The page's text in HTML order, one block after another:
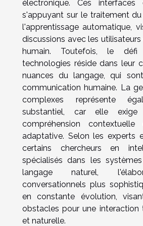
électronique. Ces interfaces
s'appuyant sur le traitement
l'apprentissage automatique,
discussions avec les
humain. Toutefois, le
technologies réside dans leur
nuances du langage, qui
communication humaine. La
complexes représente
substantiel, car elle
compréhension
adaptative. Selon les experts
certains chercheurs en
spécialisés dans les
langage naturel,
conversationnels plus
en constante évolution,
obstacles pour une interaction
et naturelle.